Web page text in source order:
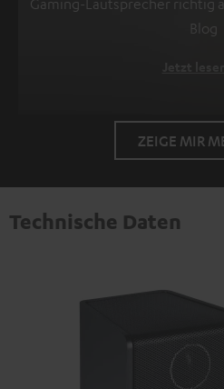
Gaming-Lautsprecher richtig
Blog
ZEIGE MIR
Technische Daten